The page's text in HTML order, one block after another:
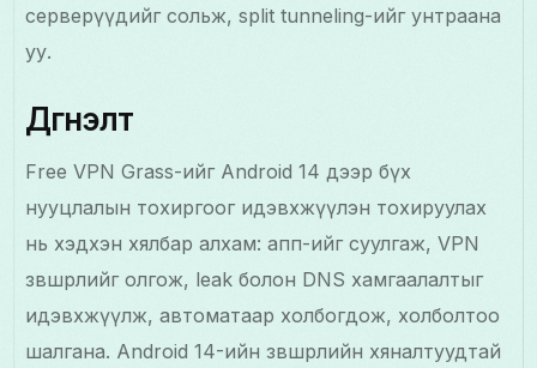
серверүүдийг сольж, split tunneling-ийг унтраана
уу.
Дүгнэлт
Free VPN Grass-ийг Android 14 дээр бүх
нууцлалын тохиргоог идэвхжүүлэн тохируулах
нь хэдхэн хялбар алхам: апп-ийг суулгаж, VPN
зөвшөөрлийг олгож, leak болон DNS хамгаалалтыг
идэвхжүүлж, автоматаар холбогдож, холболтоо
шалгана. Android 14-ийн зөвшөөрлийн хяналтуудтай